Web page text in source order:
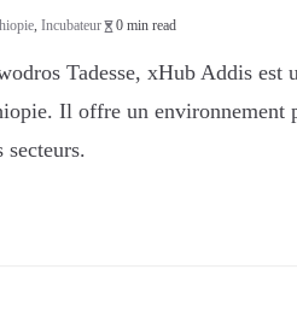
, Incubateur 0 min read
Tadesse, xHub Addis est
Il offre un environnement
secteurs.